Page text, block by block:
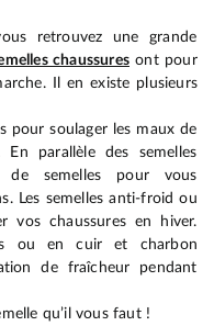
retrouvez une grande
chaussuresont pour
Il en existe plusieurs
pour soulager les maux de
parallèle des semelles
semelles pour vous
Les semelles anti-froid ou
vos chaussures en hiver.
ou en cuir et charbon
de fraîcheur pendant
qu’il vous faut !